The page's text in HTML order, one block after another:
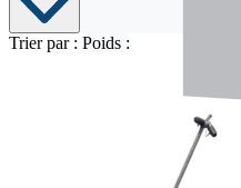
Trier par : Poids :